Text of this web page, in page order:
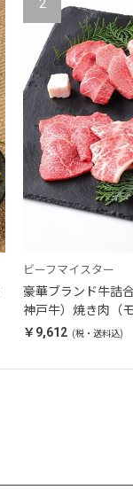
2
ビーフマイスター
豪華ブランド牛詰
神戸牛）焼き肉（
400g
￥9,612 (税・送料込)